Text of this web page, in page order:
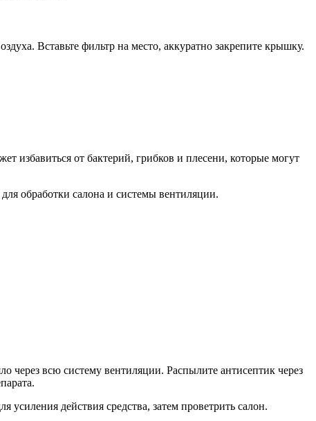
Вставьте фильтр на место, аккуратно закрепите крышку.
избавиться от бактерий, грибков и плесени, которые могут
обработки салона и системы вентиляции.
через всю систему вентиляции. Распылите антисептик через
действия средства, затем проветрить салон.